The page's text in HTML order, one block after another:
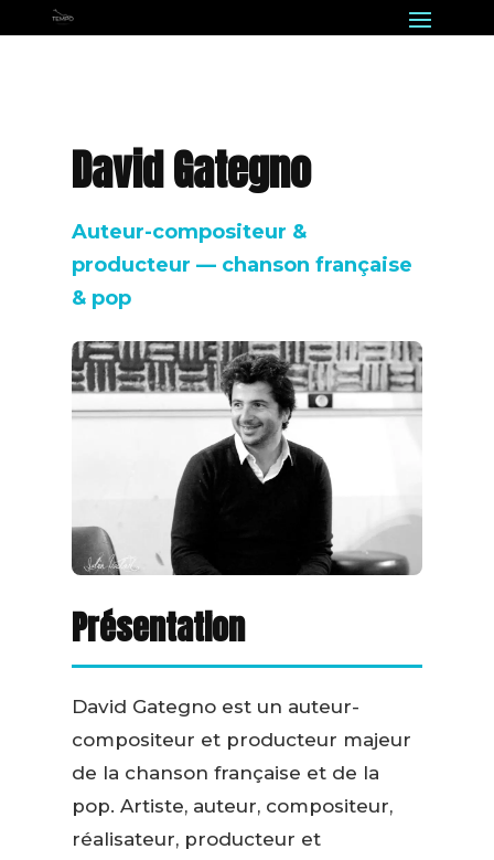
David Gategno
Auteur-compositeur &
producteur — chanson française
& pop
Présentation
David Gategno est un auteur-
compositeur et producteur majeur
de la chanson française et de la
pop. Artiste, auteur, compositeur,
réalisateur, producteur et